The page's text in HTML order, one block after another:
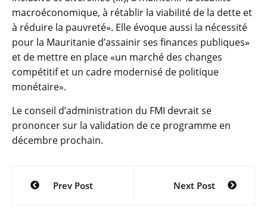
macroéconomique, à rétablir la viabilité de la dette et
à réduire la pauvreté». Elle évoque aussi la nécessité
pour la Mauritanie d’assainir ses finances publiques»
et de mettre en place «un marché des changes
compétitif et un cadre modernisé de politique
monétaire».
Le conseil d’administration du FMI devrait se
prononcer sur la validation de ce programme en
décembre prochain.
Navigation
Prev Post Next Post